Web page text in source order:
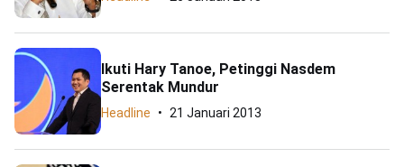
Ikuti Hary Tanoe, Petinggi Nasdem
Serentak Mundur
Headline 21 Januari 2013